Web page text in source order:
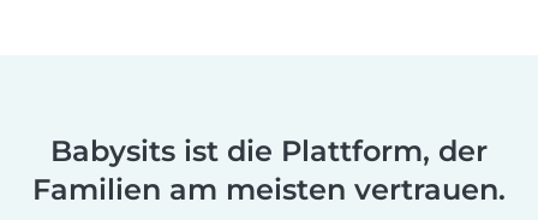
Babysits ist die Plattform, der
Familien am meisten vertrauen.